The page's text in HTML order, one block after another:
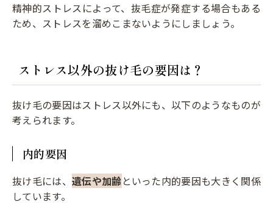
精神的ストレスによって、抜毛症が発症する場合もある
ため、ストレスを溜めこまないようにしましょう。
ストレス以外の抜け毛の要因は？
抜け毛の要因はストレス以外にも、以下のようなものが
考えられます。
内的要因
抜け毛には、 遺伝や加齢といった内的要因も大きく関係
しています。